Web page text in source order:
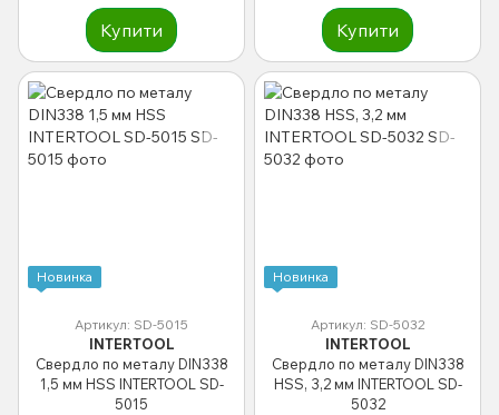
Купити Купити
Новинка
Артикул: SD-5015
INTERTOOL
Свердло по металу DIN338
1,5 мм HSS INTERTOOL SD-
5015
Новинка
Артикул: SD-5032
INTERTOOL
Свердло по металу DIN338
HSS, 3,2 мм INTERTOOL SD-
5032